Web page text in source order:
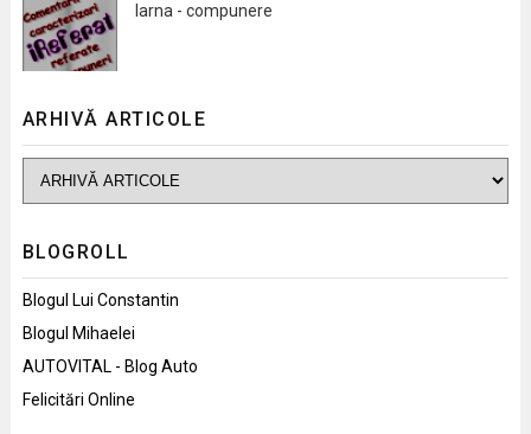
Iarna - compunere
ARHIVĂ ARTICOLE
BLOGROLL
Blogul Lui Constantin
Blogul Mihaelei
AUTOVITAL - Blog Auto
Felicitări Online